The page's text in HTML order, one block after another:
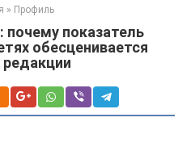
» Профиль
почему показатель
обесценивается